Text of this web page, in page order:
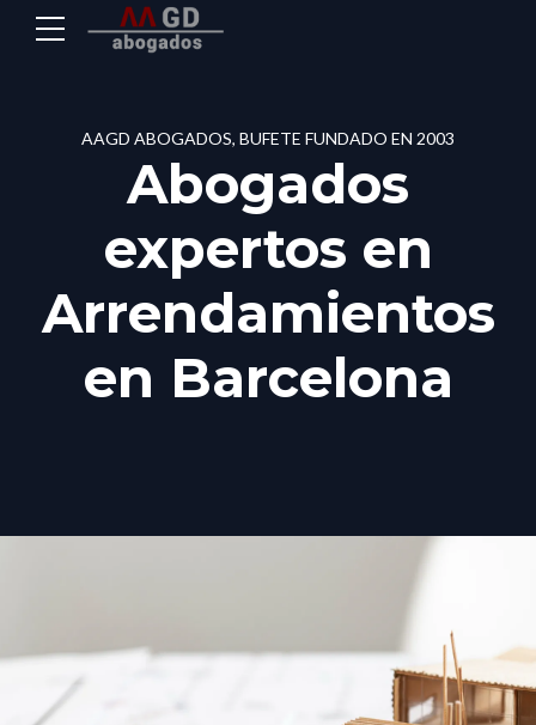
AAGD ABOGADOS, BUFETE FUNDADO EN 2003
Abogados
expertos en
Arrendamientos
en Barcelona